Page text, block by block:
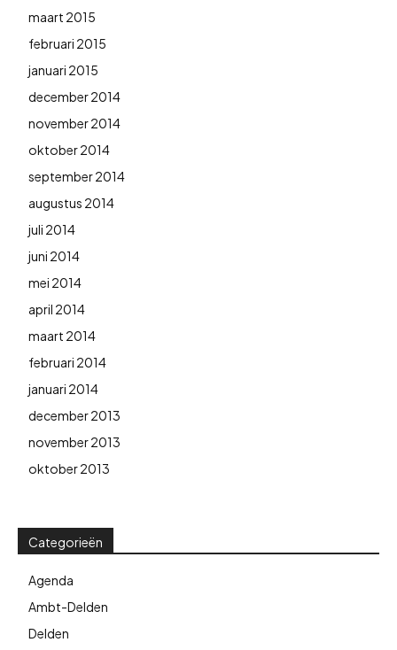
maart 2015
februari 2015
januari 2015
december 2014
november 2014
oktober 2014
september 2014
augustus 2014
juli 2014
juni 2014
mei 2014
april 2014
maart 2014
februari 2014
januari 2014
december 2013
november 2013
oktober 2013
Categorieën
Agenda
Ambt-Delden
Delden